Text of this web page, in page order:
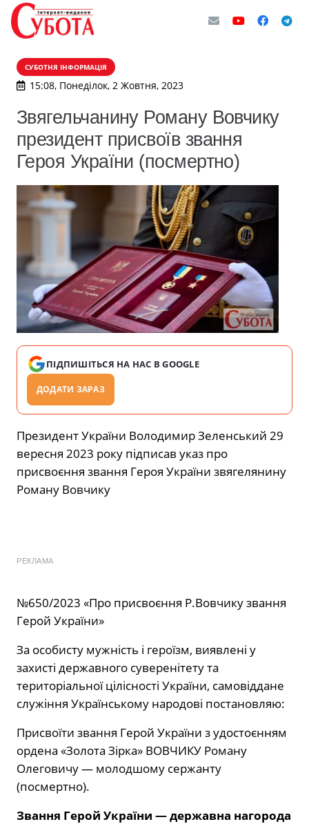
СУБОТНЯ ІНФОРМАЦІЯ
15:08, Понеділок, 2 Жовтня, 2023
Звягельчанину Роману Вовчику
президент присвоїв звання
Героя України (посмертно)
ПІДПИШІТЬСЯ НА НАС В GOOGLE
ДОДАТИ ЗАРАЗ
Президент України Володимир Зеленський 29
вересня 2023 року підписав указ про
присвоєння звання Героя України звягелянину
Роману Вовчику
РЕКЛАМА
№650/2023 «Про присвоєння Р.Вовчику звання
Герой України»
За особисту мужність і героїзм, виявлені у
захисті державного суверенітету та
територіальної цілісності України, самовіддане
служіння Українському народові постановляю:
Присвоїти звання Герой України з удостоєнням
ордена «Золота Зірка» ВОВЧИКУ Роману
Олеговичу — молодшому сержанту
(посмертно).
Звання Герой України — державна нагорода